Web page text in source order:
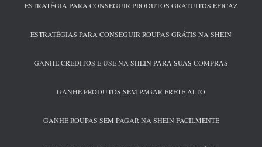
ESTRATÉGIA PARA CONSEGUIR PRODUTOS GRATUITOS EFICAZ
ESTRATÉGIAS PARA CONSEGUIR ROUPAS GRÁTIS NA SHEIN
GANHE CRÉDITOS E USE NA SHEIN PARA SUAS COMPRAS
GANHE PRODUTOS SEM PAGAR FRETE ALTO
GANHE ROUPAS SEM PAGAR NA SHEIN FACILMENTE